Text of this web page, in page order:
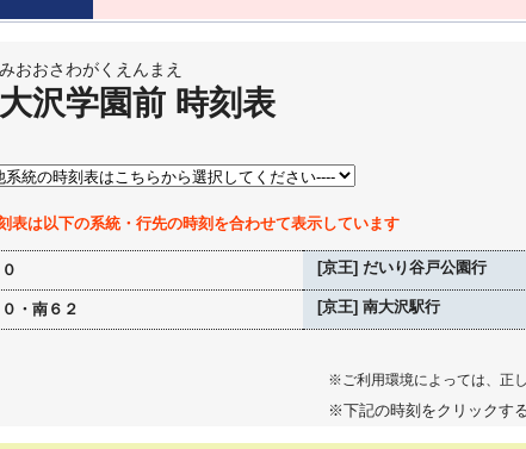
おおさわがくえんまえ
沢学園前 時刻表
表は以下の系統・行先の時刻を合わせて表示しています
[京王] だいり谷戸公園行
・南６２ [京王] 南大沢駅行
※ご利用環境によっては、正
※下記の時刻をクリックす